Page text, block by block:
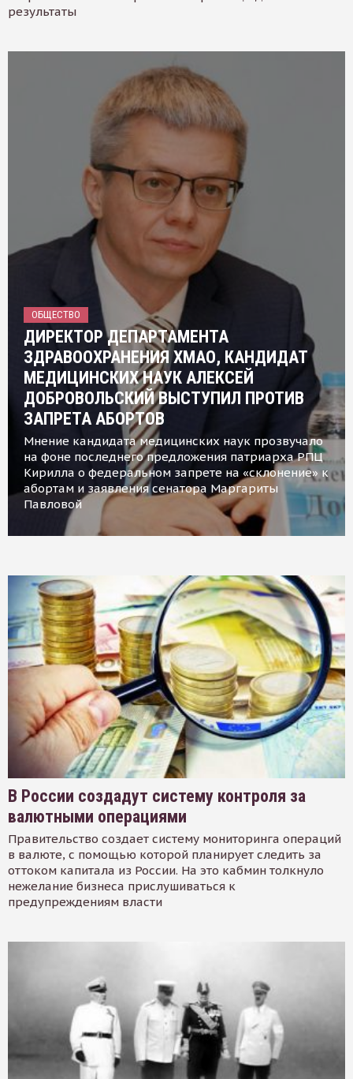
результаты
ОБЩЕСТВО
ДИРЕКТОР ДЕПАРТАМЕНТА
ЗДРАВООХРАНЕНИЯ ХМАО, КАНДИДАТ
МЕДИЦИНСКИХ НАУК АЛЕКСЕЙ
ДОБРОВОЛЬСКИЙ ВЫСТУПИЛ ПРОТИВ
ЗАПРЕТА АБОРТОВ
Мнение кандидата медицинских наук прозвучало
на фоне последнего предложения патриарха РПЦ
Кирилла о федеральном запрете на «склонение» к
абортам и заявления сенатора Маргариты
Павловой
В России создадут систему контроля за
валютными операциями
Правительство создает систему мониторинга операций
в валюте, с помощью которой планирует следить за
оттоком капитала из России. На это кабмин толкнуло
нежелание бизнеса прислушиваться к
предупреждениям власти